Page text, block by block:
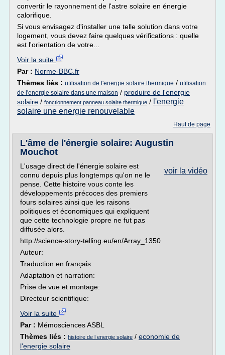
convertir le rayonnement de l'astre solaire en énergie
calorifique.
Si vous envisagez d'installer une telle solution dans votre
logement, vous devez faire quelques vérifications : quelle
est l'orientation de votre...
Voir la suite
Par : Norme-BBC.fr
Thèmes liés : utilisation de l'energie solaire thermique / utilisation
de l'energie solaire dans une maison / produire de l'energie
solaire / fonctionnement panneau solaire thermique / l'energie
solaire une energie renouvelable
Haut de page
L'âme de l'énergie solaire: Augustin
Mouchot
voir la vidéo
L'usage direct de l'énergie solaire est
connu depuis plus longtemps qu'on ne le
pense. Cette histoire vous conte les
développements précoces des premiers
fours solaires ainsi que les raisons
politiques et économiques qui expliquent
que cette technologie propre ne fut pas
diffusée alors.
http://science-story-telling.eu/en/Array_1350
Auteur:
Traduction en français:
Adaptation et narration:
Prise de vue et montage:
Directeur scientifique:
Voir la suite
Par : Mémosciences ASBL
Thèmes liés : histoire de l energie solaire / economie de
l'energie solaire